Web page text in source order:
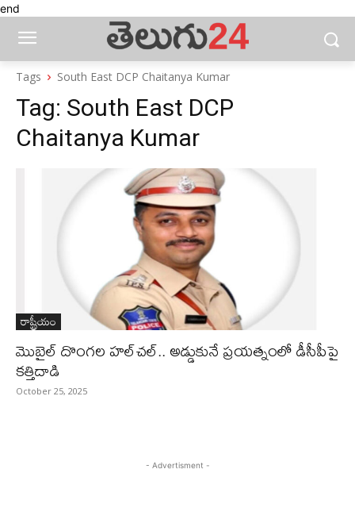
end
Tags South East DCP Chaitanya Kumar
Tag: South East DCP
Chaitanya Kumar
రాష్ట్రీయం
మొబైల్ దొంగ‌ల హ‌ల్‌చ‌ల్‌.. అడ్డుకునే ప్రయత్నంలో డీసీపీపై
కత్తిదాడి
October 25, 2025
- Advertisment -